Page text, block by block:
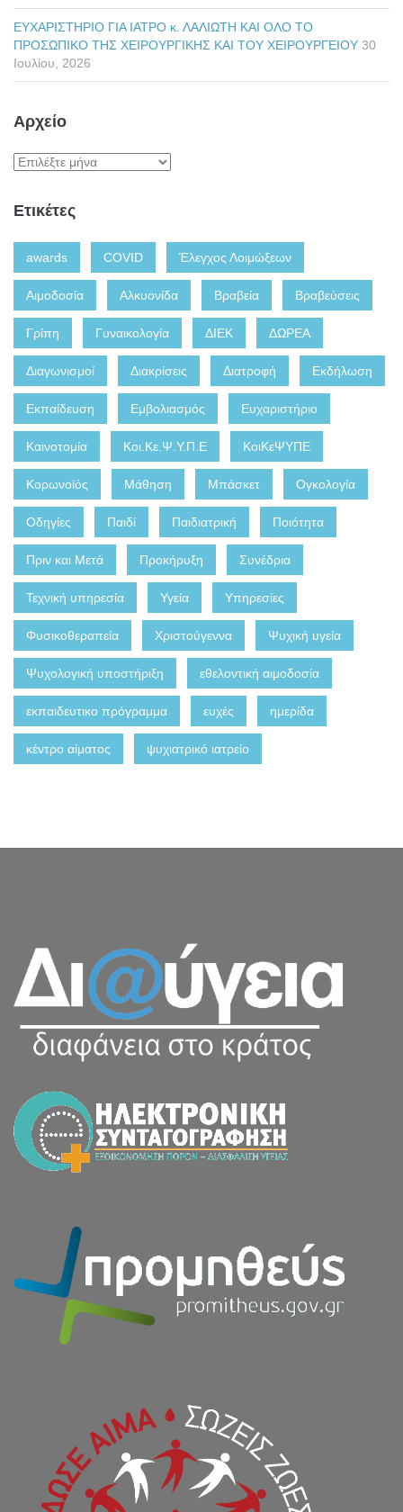
ΕΥΧΑΡΙΣΤΗΡΙΟ ΓΙΑ ΙΑΤΡΟ κ. ΛΑΛΙΩΤΗ ΚΑΙ ΟΛΟ ΤΟ
ΠΡΟΣΩΠΙΚΟ ΤΗΣ ΧΕΙΡΟΥΡΓΙΚΗΣ ΚΑΙ ΤΟΥ ΧΕΙΡΟΥΡΓΕΙΟΥ 30
Ιουλίου, 2026
Αρχείο
Ετικέτες
awards COVID Έλεγχος Λοιμώξεων
Αιμοδοσία Αλκυονίδα Βραβεία Βραβεύσεις
Γρίπη Γυναικολογία ΔΙΕΚ ΔΩΡΕΑ
Διαγωνισμοί Διακρίσεις Διατροφή Εκδήλωση
Εκπαίδευση Εμβολιασμός Ευχαριστήριο
Καινοτομία Κοι.Κε.Ψ.Υ.Π.Ε ΚοιΚεΨΥΠΕ
Κορωνοϊός Μάθηση Μπάσκετ Ογκολογία
Οδηγίες Παιδί Παιδιατρική Ποιότητα
Πριν και Μετά Προκήρυξη Συνέδρια
Τεχνική υπηρεσία Υγεία Υπηρεσίες
Φυσικοθεραπεία Χριστούγεννα Ψυχική υγεία
Ψυχολογική υποστήριξη εθελοντική αιμοδοσία
εκπαιδευτικο πρόγραμμα ευχές ημερίδα
κέντρο αίματος ψυχιατρικό ιατρείο